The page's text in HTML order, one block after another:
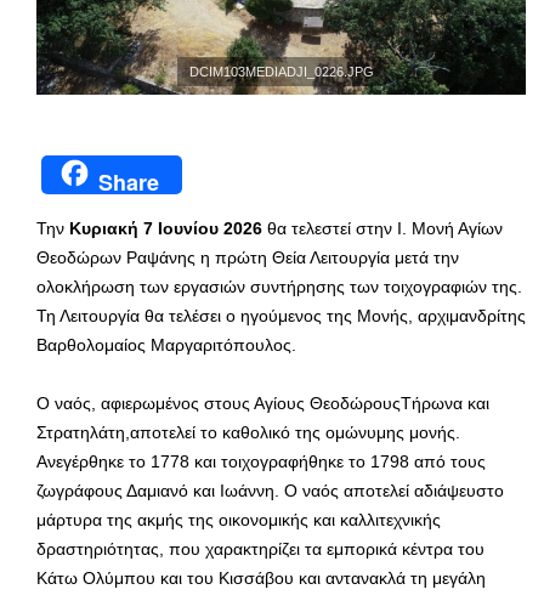
DCIM103MEDIADJI_0226.JPG
Share
Την Κυριακή 7 Ιουνίου 2026 θα τελεστεί στην Ι. Μονή Αγίων
Θεοδώρων Ραψάνης η πρώτη Θεία Λειτουργία μετά την
ολοκλήρωση των εργασιών συντήρησης των τοιχογραφιών της.
Τη Λειτουργία θα τελέσει ο ηγούμενος της Μονής, αρχιμανδρίτης
Βαρθολομαίος Μαργαριτόπουλος.
Ο ναός, αφιερωμένος στους Αγίους ΘεοδώρουςΤήρωνα και
Στρατηλάτη,αποτελεί το καθολικό της ομώνυμης μονής.
Ανεγέρθηκε το 1778 και τοιχογραφήθηκε το 1798 από τους
ζωγράφους Δαμιανό και Ιωάννη. Ο ναός αποτελεί αδιάψευστο
μάρτυρα της ακμής της οικονομικής και καλλιτεχνικής
δραστηριότητας, που χαρακτηρίζει τα εμπορικά κέντρα του
Κάτω Ολύμπου και του Κισσάβου και αντανακλά τη μεγάλη